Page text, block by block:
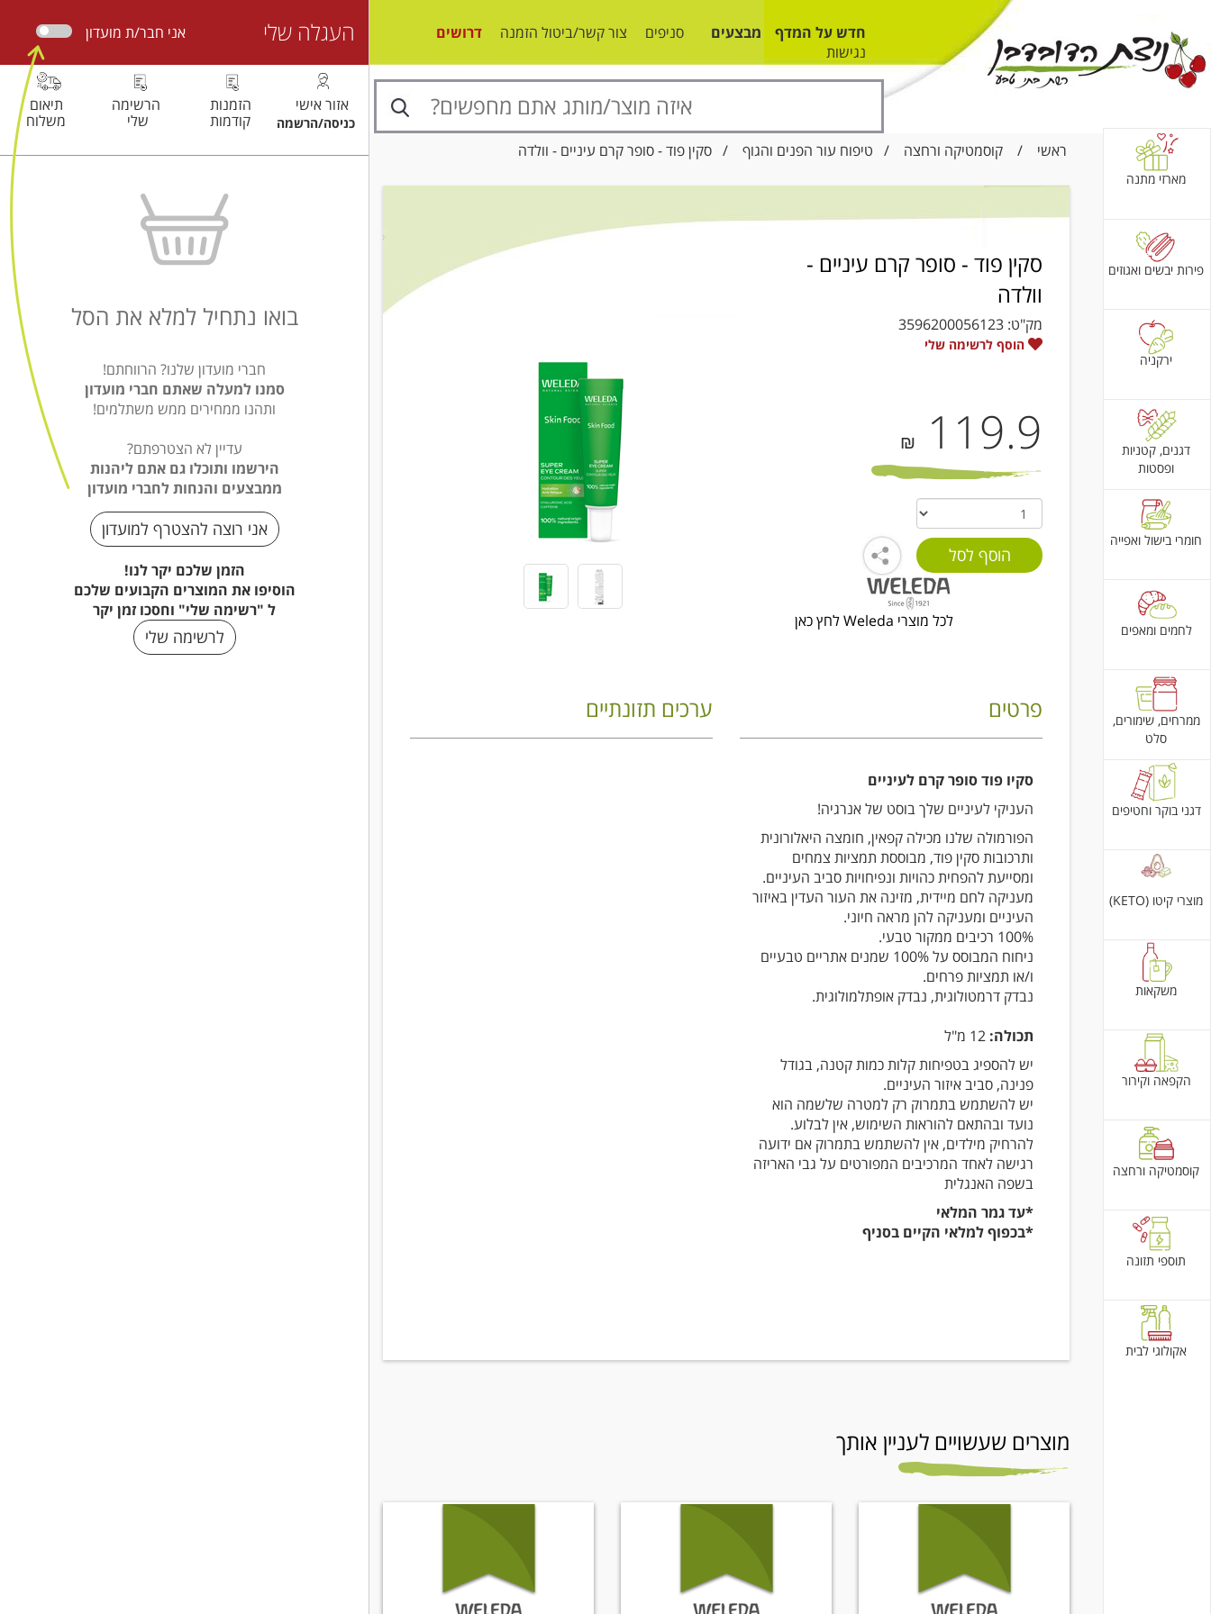
חדש על המדף מבצעים סניפים צור קשר/ביטול הזמנה
דרושים
נגישות
ראשי / קוסמטיקה ורחצה / טיפוח עור הפנים והגוף / סקין פוד - סופר קרם עיניים - וולדה
מארזי מתנה
פירות יבשים ואגוזים
ירקניה
דגנים, קטניות
ופסטות
חומרי בישול ואפייה
לחמים ומאפים
ממרחים, שימורים,
סלט
דגני בוקר וחטיפים
מוצרי קיטו (KETO)
משקאות
הקפאה וקירור
קוסמטיקה ורחצה
תוספי תזונה
אקולוגי לבית
סקין פוד - סופר קרם עיניים -
וולדה
מק"ט: 3596200056123
הוסף לרשימה שלי
119.9
₪
לכל מוצרי Weleda לחץ כאן
פרטים
סקיו פוד סופר קרם לעיניים
העניקי לעיניים שלך בוסט של אנרגיה!
הפורמולה שלנו מכילה קפאין, חומצה היאלורונית
ותרכובות סקין פוד, מבוססת תמציות צמחים
ומסייעת להפחית כהויות ונפיחויות סביב העיניים.
מעניקה לחם מיידית, מזינה את העור העדין באיזור
העיניים ומעניקה להן מראה חיוני.
100% רכיבים ממקור טבעי.
ניחוח המבוסס על 100% שמנים אתריים טבעיים
ו/או תמציות פרחים.
נבדק דרמטולוגית, נבדק אופתלמולוגית.
תכולה:
יש להספיג בטפיחות קלות כמות קטנה, בגודל
פנינה, סביב איזור העיניים.
יש להשתמש בתמרוק רק למטרה שלשמה הוא
נועד ובהתאם להוראות השימוש, אין לבלוע.
להרחיק מילדים, אין להשתמש בתמרוק אם ידועה
רגישה לאחד המרכיבים המפורטים על גבי האריזה
בשפה האנגלית
*עד גמר המלאי
*בכפוף למלאי הקיים בסניף
ערכים תזונתיים
מוצרים שעשויים לעניין אותך